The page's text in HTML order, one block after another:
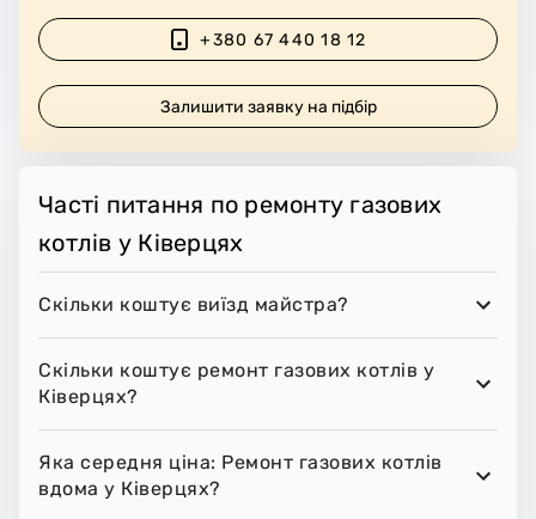
+380 67 440 18 12
Залишити заявку на підбір
Часті питання по ремонту газових
котлів у Ківерцях
Скільки коштує виїзд майстра?
Скільки коштує ремонт газових котлів у
Ківерцях?
Яка середня ціна: Ремонт газових котлів
вдома у Ківерцях?